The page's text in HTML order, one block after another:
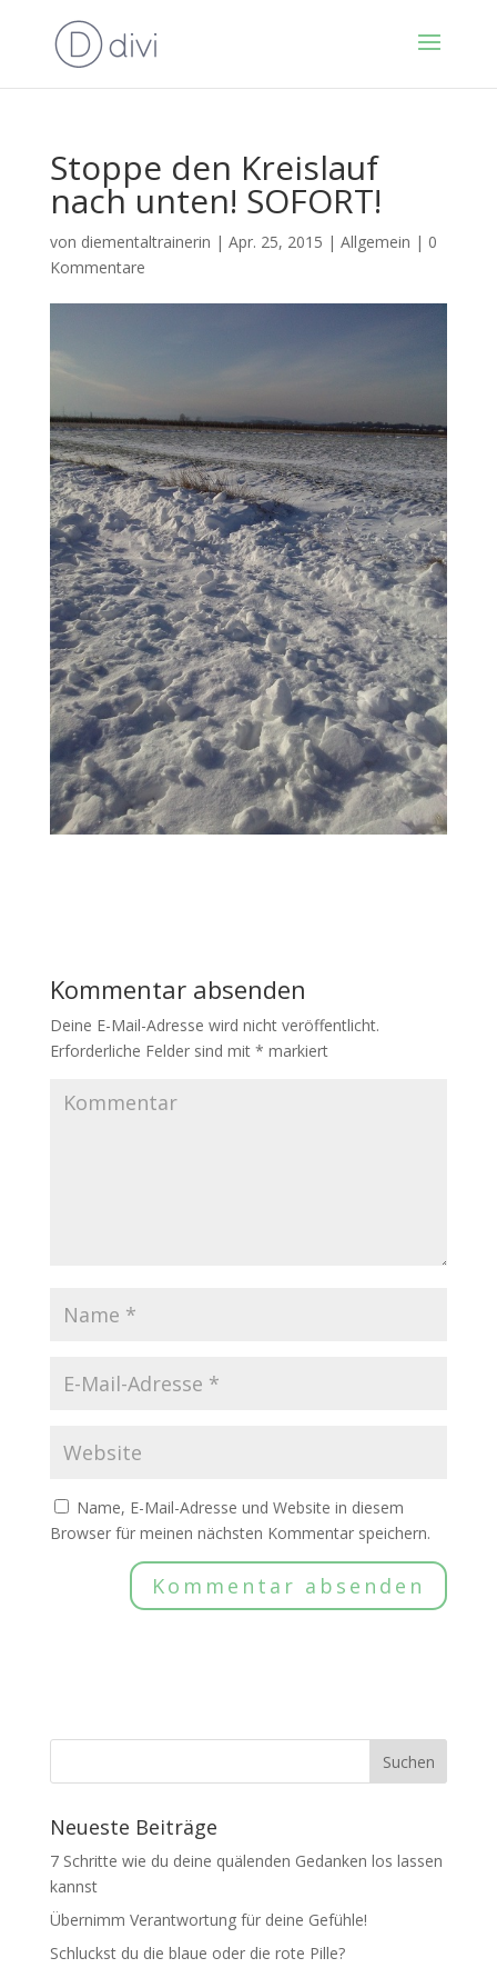
Stoppe den Kreislauf
nach unten! SOFORT!
von diementaltrainerin | Apr. 25, 2015 | Allgemein | 0
Kommentare
Kommentar absenden
Deine E-Mail-Adresse wird nicht veröffentlicht.
Erforderliche Felder sind mit * markiert
Name, E-Mail-Adresse und Website in diesem
Browser für meinen nächsten Kommentar speichern.
Neueste Beiträge
7 Schritte wie du deine quälenden Gedanken los lassen
kannst
Übernimm Verantwortung für deine Gefühle!
Schluckst du die blaue oder die rote Pille?